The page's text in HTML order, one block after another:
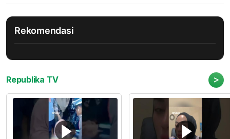
Rekomendasi
Republika TV >